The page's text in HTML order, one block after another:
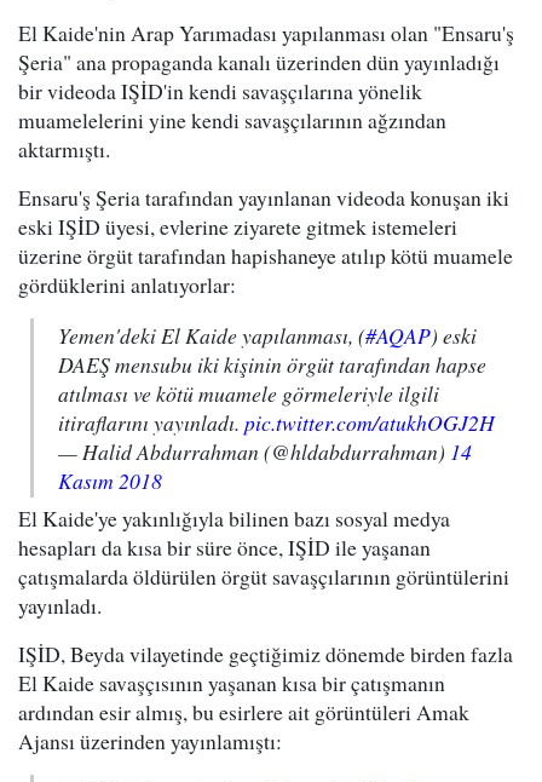
El Kaide'nin Arap Yarımadası yapılanması olan "Ensaru'ş
Şeria" ana propaganda kanalı üzerinden dün yayınladığı
bir videoda IŞİD'in kendi savaşçılarına yönelik
muamelelerini yine kendi savaşçılarının ağzından
aktarmıştı.
Ensaru'ş Şeria tarafından yayınlanan videoda konuşan iki
eski IŞİD üyesi, evlerine ziyarete gitmek istemeleri
üzerine örgüt tarafından hapishaneye atılıp kötü muamele
gördüklerini anlatıyorlar:
Yemen'deki El Kaide yapılanması, (#AQAP) eski
DAEŞ mensubu iki kişinin örgüt tarafından hapse
atılması ve kötü muamele görmeleriyle ilgili
itiraflarını yayınladı. pic.twitter.com/atukhOGJ2H
— Halid Abdurrahman (@hldabdurrahman) 14
Kasım 2018
El Kaide'ye yakınlığıyla bilinen bazı sosyal medya
hesapları da kısa bir süre önce, IŞİD ile yaşanan
çatışmalarda öldürülen örgüt savaşçılarının görüntülerini
yayınladı.
IŞİD, Beyda vilayetinde geçtiğimiz dönemde birden fazla
El Kaide savaşçısının yaşanan kısa bir çatışmanın
ardından esir almış, bu esirlere ait görüntüleri Amak
Ajansı üzerinden yayınlamıştı: